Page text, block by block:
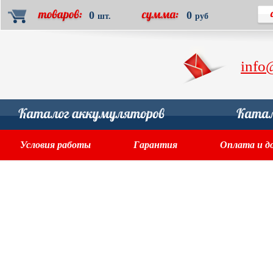
0 шт. 0 руб
Условия работы Гарантия Оплата и